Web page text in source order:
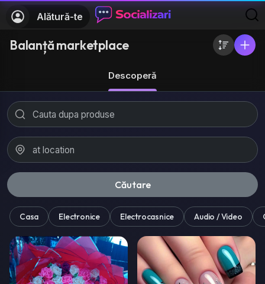
Alătură-te
Balanță marketplace
Descoperă
Căutare
Casa Electronice Electrocasnice Audio / Video